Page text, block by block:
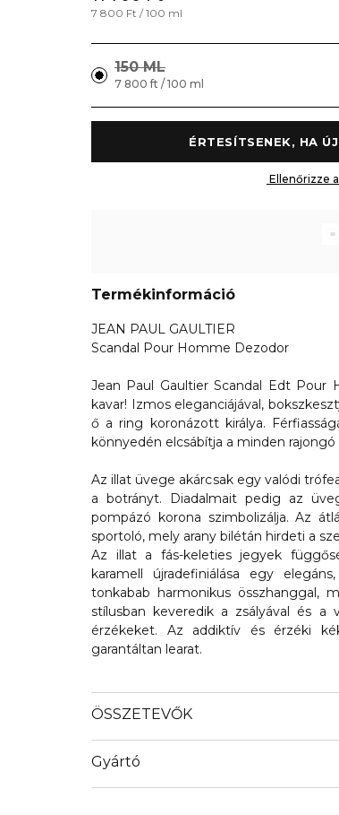
7 800 Ft / 100 ml
150 ML
7 800 ft / 100 ml
Termékinformáció
JEAN PAUL GAULTIER
Scandal Pour Homme Dezodor
Jean Paul Gaultier Scandal Edt Pour
kavar! Izmos eleganciájával,
ő a ring koronázott királya.
könnyedén elcsábítja a minden
Az illat üvege akárcsak egy valódi
a botrányt. Diadalmait pedig az
pompázó korona szimbolizálja. Az
sportoló, mely arany bilétán hirdeti a
Az illat a fás-keleties jegyek
karamell újradefiniálása egy
tonkabab harmonikus összhanggal,
stílusban keveredik a zsályával és a
érzékeket. Az addiktív és érzéki
garantáltan learat.
ÖSSZETEVŐK
Gyártó